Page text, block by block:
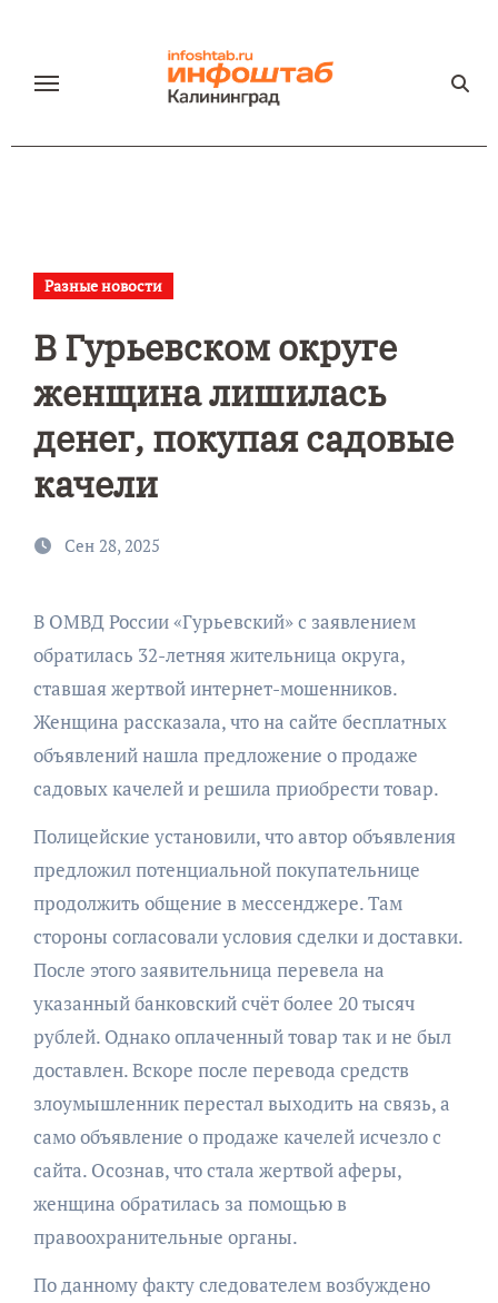
содержанию
Разные новости
В Гурьевском округе
женщина лишилась
денег, покупая садовые
качели
Сен 28, 2025
В ОМВД России «Гурьевский» с заявлением
обратилась 32-летняя жительница округа,
ставшая жертвой интернет-мошенников.
Женщина рассказала, что на сайте бесплатных
объявлений нашла предложение о продаже
садовых качелей и решила приобрести товар.
Полицейские установили, что автор объявления
предложил потенциальной покупательнице
продолжить общение в мессенджере. Там
стороны согласовали условия сделки и доставки.
После этого заявительница перевела на
указанный банковский счёт более 20 тысяч
рублей. Однако оплаченный товар так и не был
доставлен. Вскоре после перевода средств
злоумышленник перестал выходить на связь, а
само объявление о продаже качелей исчезло с
сайта. Осознав, что стала жертвой аферы,
женщина обратилась за помощью в
правоохранительные органы.
По данному факту следователем возбуждено